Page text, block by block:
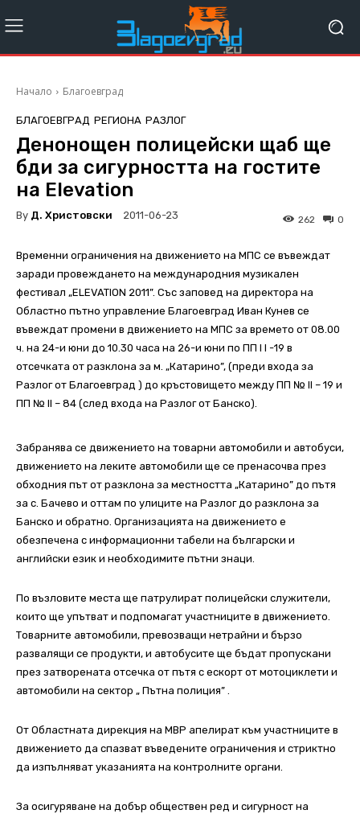
Начало Благоевград
БЛАГОЕВГРАД РЕГИОНА РАЗЛОГ
Денонощен полицейски щаб ще
бди за сигурността на гостите
на Elevation
By Д. Христовски 2011-06-23 0
262
Временни ограничения на движението на МПС се въвеждат
заради провеждането на международния музикален
фестивал „ELEVATION 2011”. Със заповед на директора на
Областно пътно управление Благоевград Иван Кунев се
въвеждат промени в движението на МПС за времето от 08.00
ч. на 24-и юни до 10.30 часа на 26-и юни по ПП I I -19 в
отсечката от разклона за м. „Катарино”, (преди входа за
Разлог от Благоевград ) до кръстовището между ПП № II – 19 и
ПП № II – 84 (след входа на Разлог от Банско).
Забранява се движението на товарни автомобили и автобуси,
движението на леките автомобили ще се пренасочва през
обходния път от разклона за местността „Катарино” до пътя
за с. Бачево и оттам по улиците на Разлог до разклона за
Банско и обратно. Организацията на движението е
обезпечена с информационни табели на български и
английски език и необходимите пътни знаци.
По възловите места ще патрулират полицейски служители,
които ще упътват и подпомагат участниците в движението.
Товарните автомобили, превозващи нетрайни и бързо
развалящи се продукти, и автобусите ще бъдат пропускани
през затворената отсечка от пътя с ескорт от мотоциклети и
автомобили на сектор „ Пътна полиция” .
От Областната дирекция на МВР апелират към участниците в
движението да спазват въведените ограничения и стриктно
да изпълняват указанията на контролните органи.
За осигуряване на добър обществен ред и сигурност на